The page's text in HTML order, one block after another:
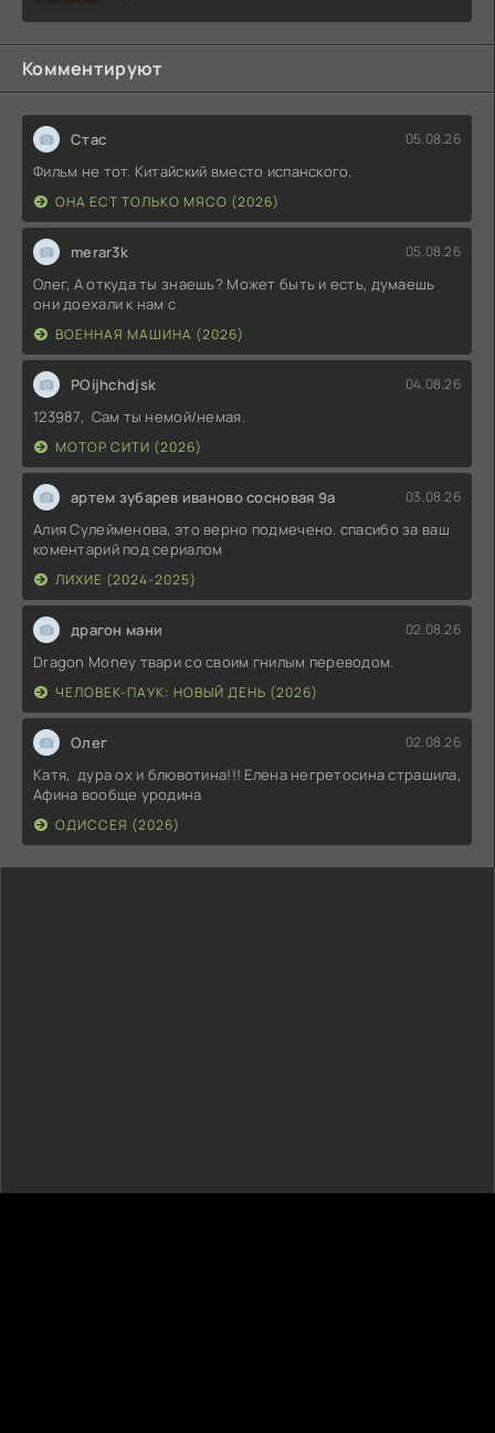
Комментируют
Стас 05.08.26
Фильм не тот. Китайский вместо испанского.
ОНА ЕСТ ТОЛЬКО МЯСО (2026)
merar3k 05.08.26
Олег, А откуда ты знаешь? Может быть и есть, думаешь
они доехали к нам с
ВОЕННАЯ МАШИНА (2026)
POijhchdjsk 04.08.26
123987, Сам ты немой/немая.
МОТОР СИТИ (2026)
артем зубарев иваново сосновая 9а 03.08.26
Алия Сулейменова, это верно подмечено. спасибо за ваш
коментарий под сериалом
ЛИХИЕ (2024-2025)
драгон мани 02.08.26
Dragon Money твари со своим гнилым переводом.
ЧЕЛОВЕК-ПАУК: НОВЫЙ ДЕНЬ (2026)
Олег 02.08.26
Катя, дура ох и блювотина!!! Елена негретосина страшила,
Афина вообще уродина
ОДИССЕЯ (2026)